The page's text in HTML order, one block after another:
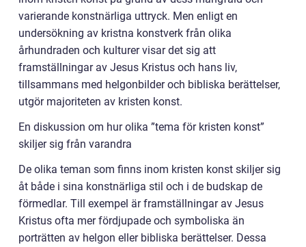
varierande konstnärliga uttryck. Men enligt en
undersökning av kristna konstverk från olika
århundraden och kulturer visar det sig att
framställningar av Jesus Kristus och hans liv,
tillsammans med helgonbilder och bibliska berättelser,
utgör majoriteten av kristen konst.
En diskussion om hur olika ”tema för kristen konst”
skiljer sig från varandra
De olika teman som finns inom kristen konst skiljer sig
åt både i sina konstnärliga stil och i de budskap de
förmedlar. Till exempel är framställningar av Jesus
Kristus ofta mer fördjupade och symboliska än
porträtten av helgon eller bibliska berättelser. Dessa